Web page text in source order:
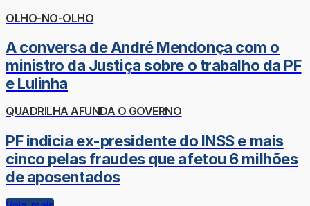
OLHO-NO-OLHO
A conversa de André Mendonça com o
ministro da Justiça sobre o trabalho da PF
e Lulinha
QUADRILHA AFUNDA O GOVERNO
PF indicia ex-presidente do INSS e mais
cinco pelas fraudes que afetou 6 milhões
de aposentados